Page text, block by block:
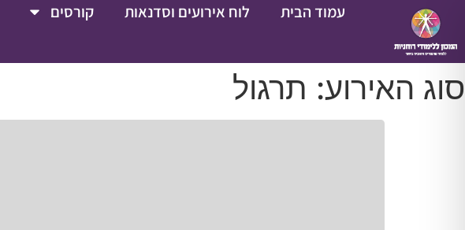
עמוד הבית לוח אירועים וסדנאות קורסים
סוג האירוע: תרגול